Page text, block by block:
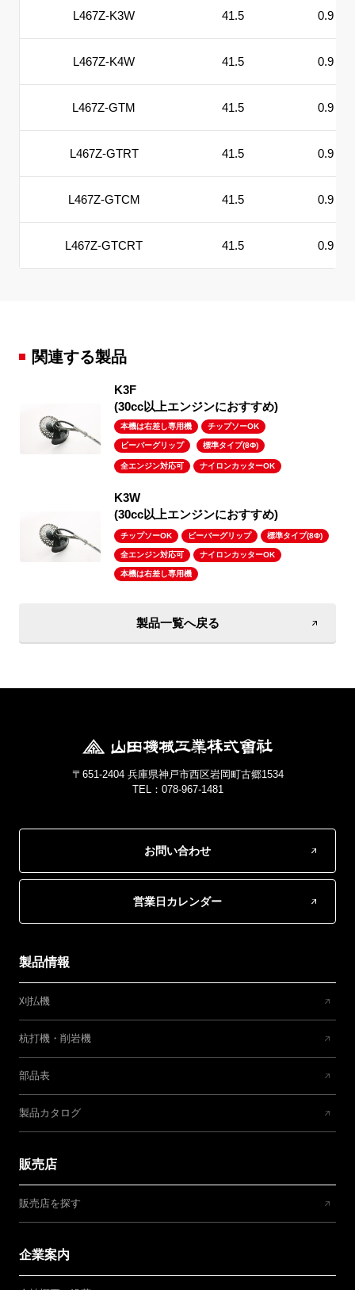
L467Z-K3W 41.5 0.9
L467Z-K4W 41.5 0.9
L467Z-GTM 41.5 0.9
L467Z-GTRT 41.5 0.9
L467Z-GTCM 41.5 0.9
L467Z-GTCRT 41.5 0.9
関連する製品
(30cc以上エンジンにおすすめ)
本機は右差し専用機 チップソーOK
ビーバーグリップ 標準タイプ(8Φ)
全エンジン対応可 ナイロンカッターOK
(30cc以上エンジンにおすすめ)
チップソーOK ビーバーグリップ 標準タイプ(8Φ)
全エンジン対応可 ナイロンカッターOK
本機は右差し専用機
製品一覧へ戻る
〒651-2404 兵庫県神戸市西区岩岡町古郷1534
TEL：078-967-1481
お問い合わせ
営業日カレンダー
製品情報
刈払機
杭打機・削岩機
部品表
製品カタログ
販売店
販売店を探す
企業案内